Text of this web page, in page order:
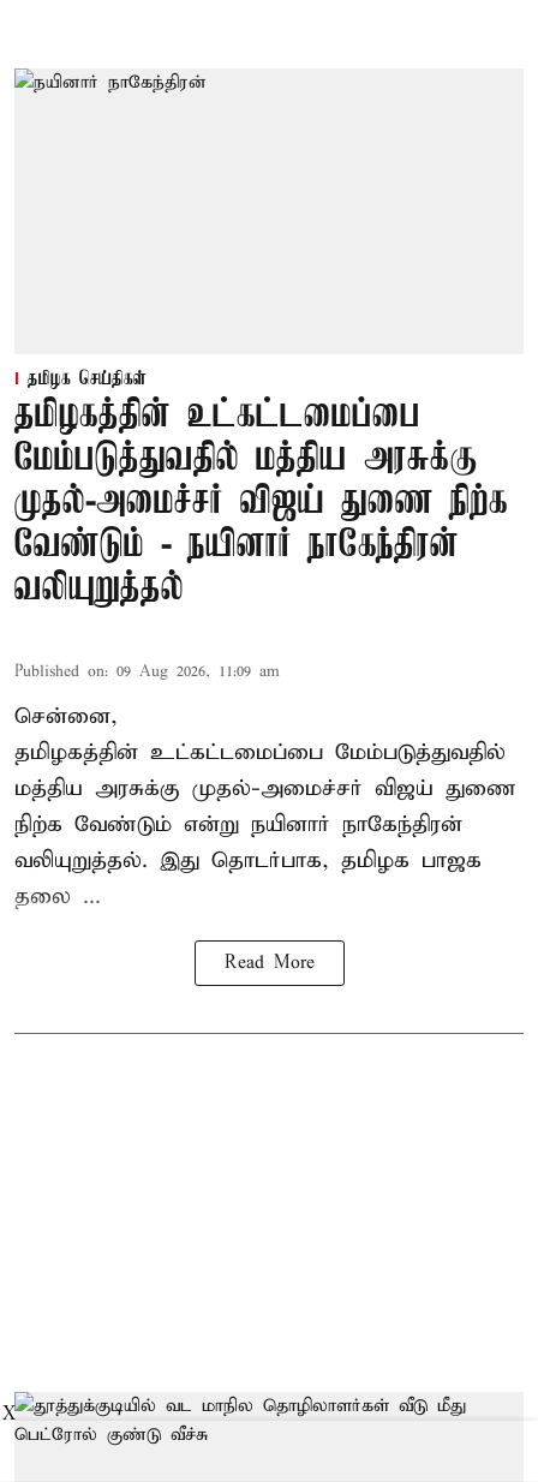
தமிழக செய்திகள்
தமிழகத்தின் உட்கட்டமைப்பை
மேம்படுத்துவதில் மத்திய அரசுக்கு
முதல்-அமைச்சர் விஜய் துணை நிற்க
வேண்டும் - நயினார் நாகேந்திரன்
வலியுறுத்தல்
Published on: 09 Aug 2026, 11:09 am
சென்னை,
தமிழகத்தின் உட்கட்டமைப்பை மேம்படுத்துவதில்
மத்திய அரசுக்கு முதல்-அமைச்சர் விஜய் துணை
நிற்க வேண்டும் என்று நயினார் நாகேந்திரன்
வலியுறுத்தல். இது தொடர்பாக, தமிழக பாஜக
தலை ...
Read More
X